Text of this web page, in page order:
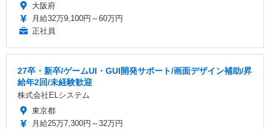
大阪府
月給32万9,100円～60万円
正社員
27卒・新卒/ゲームUI・GUI開発サポート/画面デザイン補助/昇
給年2回/未経験歓迎
株式会社ELシステム
東京都
月給25万7,300円～32万円